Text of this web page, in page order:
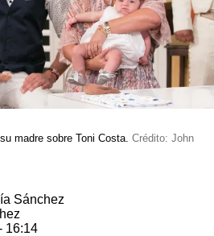
madre sobre Toni Costa. Crédito: John
16:14